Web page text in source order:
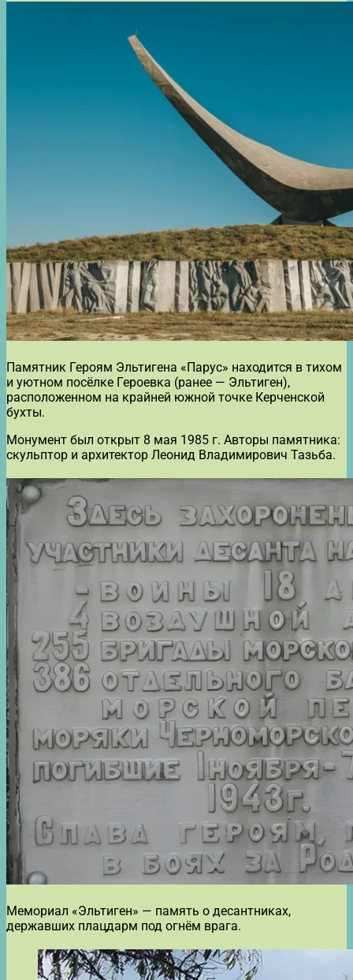
Памятник Героям Эльтигена «Парус» находится в тихом
и уютном посёлке Героевка (ранее — Эльтиген),
расположенном на крайней южной точке Керченской
бухты.
Монумент был открыт 8 мая 1985 г. Авторы памятника:
скульптор и архитектор Леонид Владимирович Тазьба.
Мемориал «Эльтиген» — память о десантниках,
державших плацдарм под огнём врага.